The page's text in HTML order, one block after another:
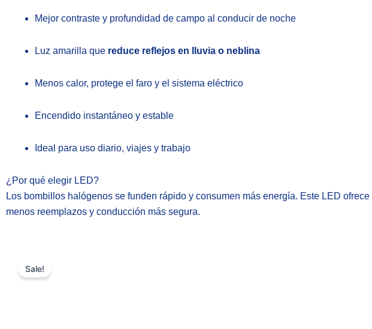
Mejor contraste y profundidad de campo al conducir de noche
Luz amarilla que reduce reflejos en lluvia o neblina
Menos calor, protege el faro y el sistema eléctrico
Encendido instantáneo y estable
Ideal para uso diario, viajes y trabajo
¿Por qué elegir LED?
Los bombillos halógenos se funden rápido y consumen más energía. Este LED ofrece
menos reemplazos y conducción más segura.
Sale!